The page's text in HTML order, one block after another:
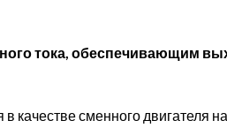
тока, обеспечивающим
качестве сменного двигателя